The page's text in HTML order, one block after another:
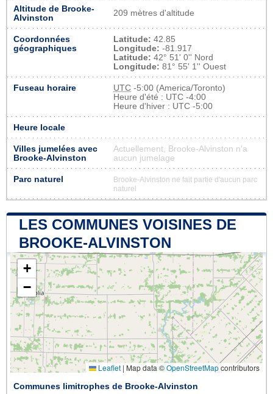
Altitude de Brooke-
Alvinston
209 mètres d'altitude
Coordonnées
géographiques
Latitude: 42.85
Longitude: -81.917
Latitude: 42° 51' 0'' Nord
Longitude: 81° 55' 1'' Ouest
Fuseau horaire UTC -5:00 (America/Toronto)
Heure d'été : UTC -4:00
Heure d'hiver : UTC -5:00
Heure locale
Villes jumelées avec
Brooke-Alvinston
Actuellement, Brooke-Alvinston n'a
aucun jumelage
Parc naturel
Brooke-Alvinston ne fait partie d'aucun parc
naturel
LES COMMUNES VOISINES DE
BROOKE-ALVINSTON
+
−
Leaflet | Map data ©OpenStreetMapcontributors
Communes limitrophes de Brooke-Alvinston